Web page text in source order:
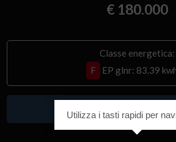
€ 180.000
Classe energetica:
F
EP glnr: 83.39
Venduto
Utilizza i tasti rapidi per